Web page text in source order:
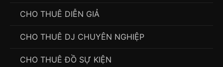
CHO THUÊ DIỄN GIẢ
CHO THUÊ DJ CHUYÊN NGHIỆP
CHO THUÊ ĐỒ SỰ KIỆN